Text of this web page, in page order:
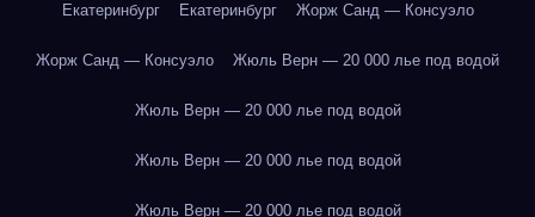
Екатеринбург Екатеринбург Жорж Санд — Консуэло
Жорж Санд — Консуэло Жюль Верн — 20 000 лье под водой
Жюль Верн — 20 000 лье под водой
Жюль Верн — 20 000 лье под водой
Жюль Верн — 20 000 лье под водой